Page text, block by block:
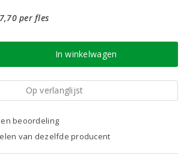
per fles
In winkelwagen
Op verlanglijst
beoordeling
van dezelfde producent